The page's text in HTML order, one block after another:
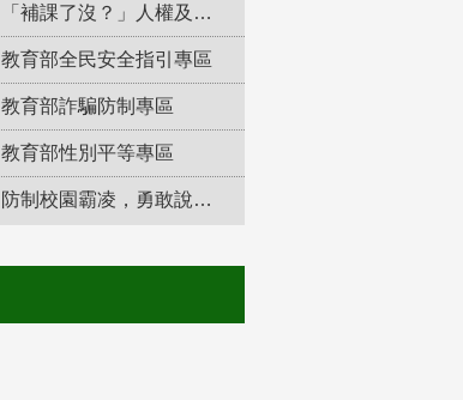
「補課了沒？」人權及轉型正義教育專區
教育部全民安全指引專區
教育部詐騙防制專區
教育部性別平等專區
防制校園霸凌，勇敢說出來！